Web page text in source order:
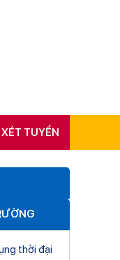
TUYỂN
thời đại